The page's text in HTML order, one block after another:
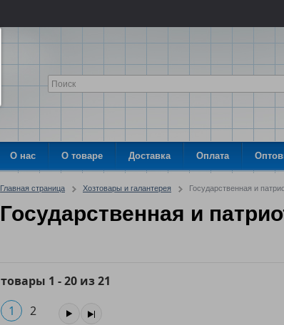
О нас О товаре Доставка Оплата
Главная страница Хозтовары и галантерея Государственная и
Государственная и
товары 1 -20 из21
1
2